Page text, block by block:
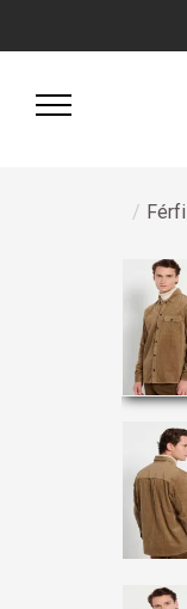
Férfi